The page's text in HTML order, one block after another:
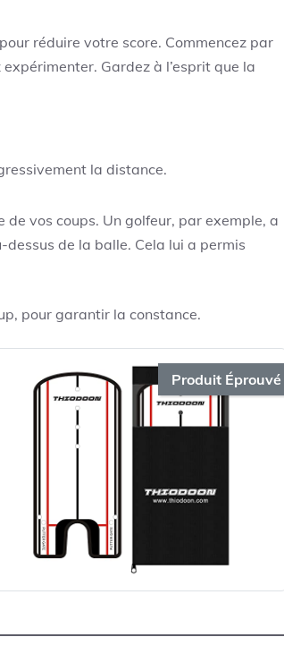
réduire votre score. Commencez par
Gardez à l’esprit que la
la distance.
de vos coups. Un golfeur, par exemple, a
de la balle. Cela lui a permis
pour garantir la constance.
Produit Éprouvé